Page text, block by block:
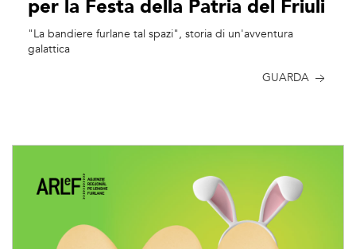
per la Festa della Patria del Friuli
"La bandiere furlane tal spazi", storia di un'avventura
galattica
GUARDA